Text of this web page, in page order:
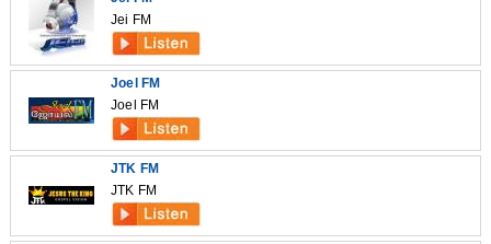
Jei FM
Joel FM
Joel FM
JTK FM
JTK FM